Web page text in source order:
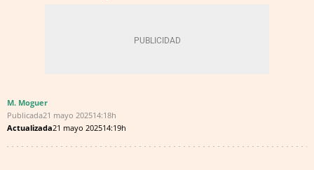
M. Moguer
Publicada21 mayo 202514:18h
Actualizada21 mayo 202514:19h